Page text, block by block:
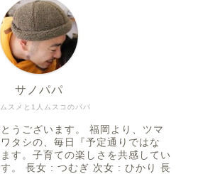
スメと1人ムスコのパパ
サノパパ
うございます。 福岡より、ツマ
タシの、毎日『予定通りではな
す。子育ての楽しさを共感してい
。 長女 : つむぎ 次女 : ひかり 長